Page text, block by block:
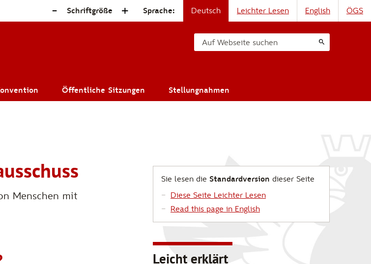
Schriftgröße
- + Sprache: Deutsch Leichter Lesen English ÖGS
Auf Webseite suchen
Öffentliche Sitzungen Stellungnahmen
Sie lesen die Standardversion dieser Seite
Diese Seite Leichter Lesen
Read this page in English
Menschen mit
Leicht erklärt